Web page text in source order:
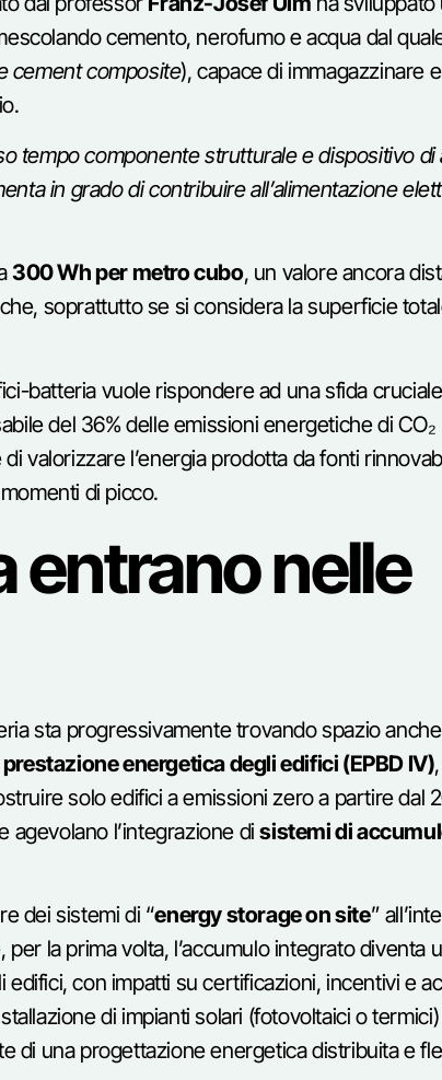
cemento, nerofumo e acqua dal
cement composite), capace di immagazzinare
tempo componente strutturale e dispositivo di
in grado di contribuire all’alimentazione
300 Wh per metro cubo, un valore ancora
soprattutto se si considera la superficie
batteria vuole rispondere ad una sfida
del 36% delle emissioni energetiche di CO₂
valorizzare l’energia prodotta da fonti
di picco.
entrano nelle
sta progressivamente trovando spazio
energetica degli edifici (EPBD IV)
solo edifici a emissioni zero a partire dal
agevolano l’integrazione disistemi di
dei sistemi di “energy storage on site”
la prima volta, l’accumulo integrato diventa
con impatti su certificazioni, incentivi e
di impianti solari (fotovoltaici o
di una progettazione energetica distribuita e